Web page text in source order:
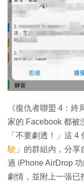
《復仇者聯盟 4：
家的 Facebook 都被
「不要劇透！」這 4
駛 」的群組內，分
過 iPhone AirDrop
劇情，並附上一張已